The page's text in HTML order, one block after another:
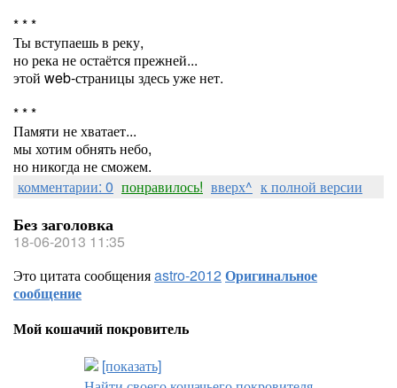
* * *
Ты вступаешь в реку,
но река не остаётся прежней...
этой web-страницы здесь уже нет.
* * *
Памяти не хватает...
мы хотим обнять небо,
но никогда не сможем.
комментарии: 0 понравилось! вверх^ к полной версии
Без заголовка
18-06-2013 11:35
Это цитата сообщенияastro-2012Оригинальное
сообщение
Мой кошачий покровитель
[показать]